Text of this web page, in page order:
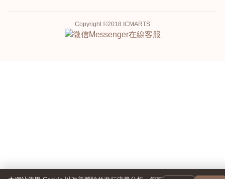
Copyright ©2018 ICMARTS
Messenger在線客服